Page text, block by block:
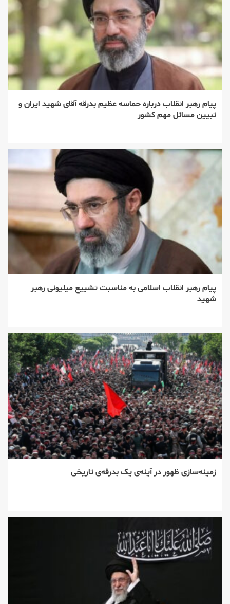
پیام رهبر انقلاب درباره حماسه عظیم بدرقه آقای شهید ایران و
تبیین مسائل مهم کشور
پیام رهبر انقلاب اسلامی به مناسبت تشییع میلیونی رهبر
شهید
زمینه‌سازی ظهور در آینه‌ی یک بدرقه‌ی تاریخی